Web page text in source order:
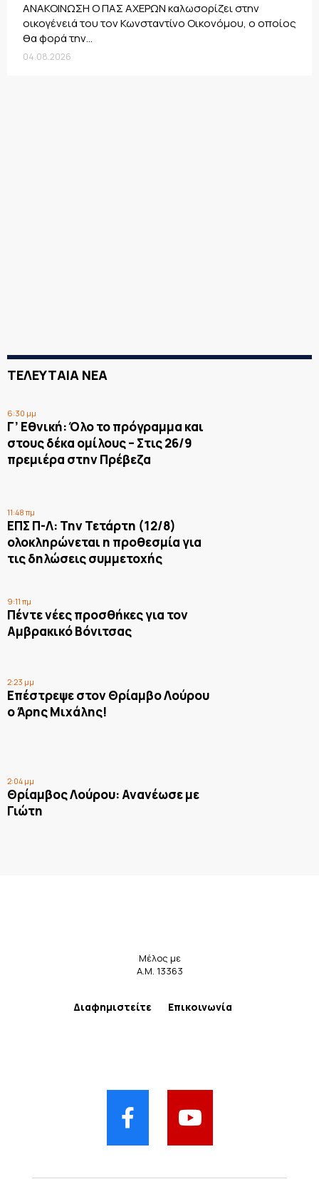
ΑΝΑΚΟΙΝΩΣΗ Ο ΠΑΣ ΑΧΕΡΩΝ καλωσορίζει στην
οικογένειά του τον Κωνσταντίνο Οικονόμου, ο οποίος
θα φορά την...
04.08.2026
ΤΕΛΕΥΤΑΙΑ ΝΕΑ
6:30 μμ
Γ’ Εθνική: Όλο το πρόγραμμα και
στους δέκα ομίλους – Στις 26/9
πρεμιέρα στην Πρέβεζα
11:48 πμ
ΕΠΣ Π-Λ: Την Τετάρτη (12/8)
ολοκληρώνεται η προθεσμία για
τις δηλώσεις συμμετοχής
9:11 πμ
Πέντε νέες προσθήκες για τον
Αμβρακικό Βόνιτσας
2:23 μμ
Επέστρεψε στον Θρίαμβο Λούρου
ο Άρης Μιχάλης!
2:04 μμ
Θρίαμβος Λούρου: Ανανέωσε με
Γιώτη
Μέλος με
Α.Μ. 13363
Διαφημιστείτε Επικοινωνία